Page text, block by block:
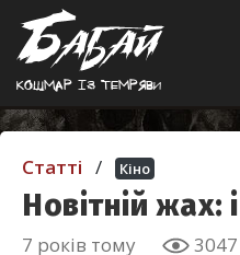
Кошмар iз темряви
Статті / Кіно
Новітній жах: і
7 років тому 3047